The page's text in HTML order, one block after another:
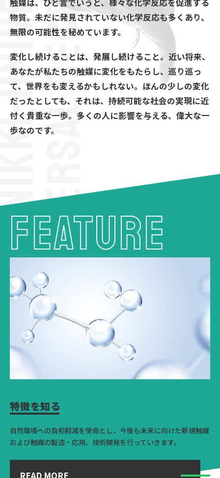
触媒は、ひと言でいうと、様々な化学反応を促進する
物質。 未だに発見されていない化学反応も多くあり、
無限の可能性を秘めています。
変化し続けることは、発展し続けること。 近い将来、
あなたが私たちの触媒に変化をもたらし、 巡り巡っ
て、世界をも変えるかもしれない。 ほんの少しの変化
だったとしても、 それは、持続可能な社会の実現に近
付く貴重な一歩。 多くの人に影響を与える、偉大な一
歩なのです。
FEATURE
READ MORE
特徴を知る
自然環境への負担軽減を使命とし、今後も未来に向けた新規触媒
および触媒の製造・応用、技術開発を行っていきます。